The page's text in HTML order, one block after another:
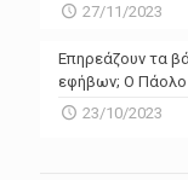
27/11/2023
Επηρεάζουν τα
εφήβων; Ο
23/10/2023